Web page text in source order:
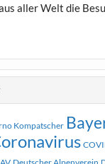
aller Welt die
Kompatscher